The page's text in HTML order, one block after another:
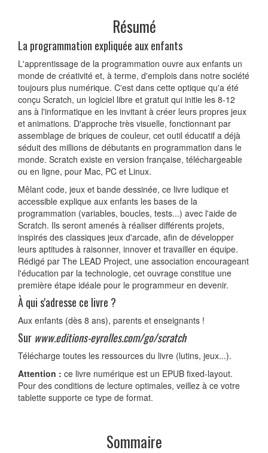
Résumé
La programmation expliquée aux enfants
L'apprentissage de la programmation ouvre aux enfants un
monde de créativité et, à terme, d'emplois dans notre société
toujours plus numérique. C'est dans cette optique qu'a été
conçu Scratch, un logiciel libre et gratuit qui initie les 8-12
ans à l'informatique en les invitant à créer leurs propres jeux
et animations. D'approche très visuelle, fonctionnant par
assemblage de briques de couleur, cet outil éducatif a déjà
séduit des millions de débutants en programmation dans le
monde. Scratch existe en version française, téléchargeable
ou en ligne, pour Mac, PC et Linux.
Mêlant code, jeux et bande dessinée, ce livre ludique et
accessible explique aux enfants les bases de la
programmation (variables, boucles, tests...) avec l'aide de
Scratch. Ils seront amenés à réaliser différents projets,
inspirés des classiques jeux d'arcade, afin de développer
leurs aptitudes à raisonner, innover et travailler en équipe.
Rédigé par The LEAD Project, une association encourageant
l'éducation par la technologie, cet ouvrage constitue une
première étape idéale pour le programmeur en devenir.
À qui s'adresse ce livre ?
Aux enfants (dès 8 ans), parents et enseignants !
Sur www.editions-eyrolles.com/go/scratch
Télécharge toutes les ressources du livre (lutins, jeux...).
Attention : ce livre numérique est un EPUB fixed-layout.
Pour des conditions de lecture optimales, veillez à ce votre
tablette supporte ce type de format.
Sommaire